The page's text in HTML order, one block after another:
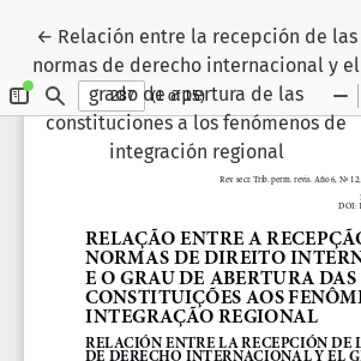
← Volver a los detalles del artículo
Relación entre la recepción de las
normas de derecho internacional y el
grado de apertura de las
constituciones a los fenómenos de
integración regional